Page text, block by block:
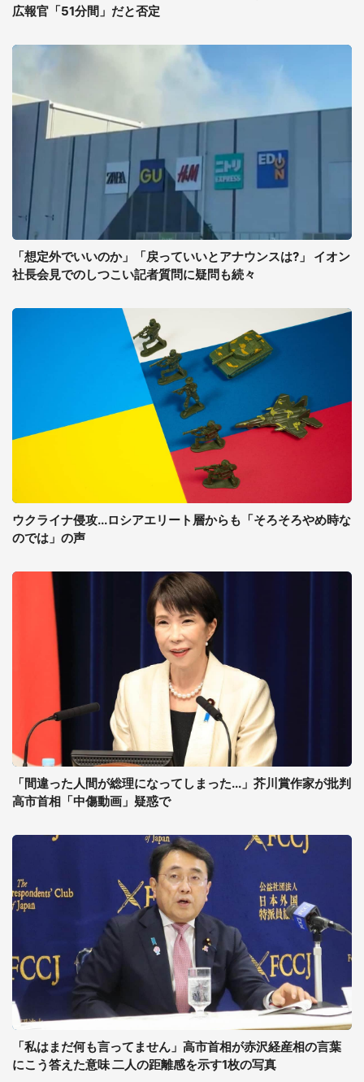
広報官「51分間」だと否定
「想定外でいいのか」「戻っていいとアナウンスは?」 イオン
社長会見でのしつこい記者質問に疑問も続々
ウクライナ侵攻...ロシアエリート層からも「そろそろやめ時な
のでは」の声
「間違った人間が総理になってしまった...」芥川賞作家が批判
高市首相「中傷動画」疑惑で
「私はまだ何も言ってません」高市首相が赤沢経産相の言葉
にこう答えた意味 二人の距離感を示す1枚の写真